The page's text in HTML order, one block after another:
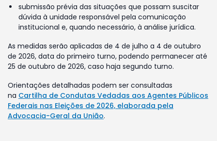
submissão prévia das situações que possam suscitar
dúvida à unidade responsável pela comunicação
institucional e, quando necessário, à análise jurídica.
As medidas serão aplicadas de 4 de julho a 4 de outubro
de 2026, data do primeiro turno, podendo permanecer até
25 de outubro de 2026, caso haja segundo turno.
Orientações detalhadas podem ser consultadas
na Cartilha de Condutas Vedadas aos Agentes Públicos
Federais nas Eleições de 2026, elaborada pela
Advocacia-Geral da União.